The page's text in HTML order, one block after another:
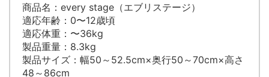
商品名：every stage（エブリステージ）
適応年齢：0〜12歳頃
適応体重：〜36kg
製品重量：8.3kg
製品サイズ：幅50～52.5cm×奥行50～70cm×高さ
48～86cm